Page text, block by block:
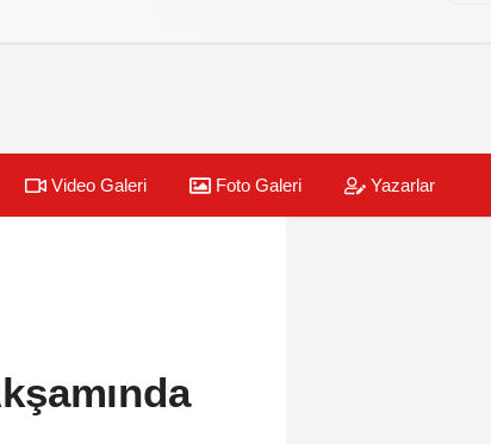
Video Galeri Foto Galeri Yazarlar